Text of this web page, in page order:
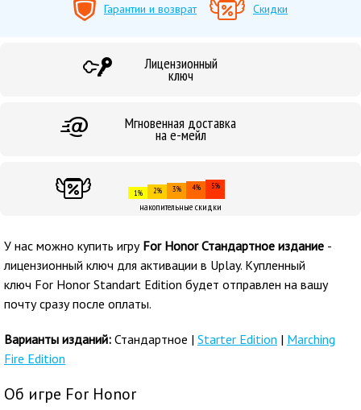
Гарантии и возврат Скидки
Лицензионный
ключ
Мгновенная доставка
на е-мейл
1% 2% 3% 4% 5%
накопительные скидки
У нас можно купить игру For Honor Стандартное издание -
лицензионный ключ для активации в Uplay. Купленный
ключ For Honor Standart Edition будет отправлен на вашу
почту сразу после оплаты.
Варианты изданий: Стандартное | Starter Edition | Marching
Fire Edition
Об игре For Honor